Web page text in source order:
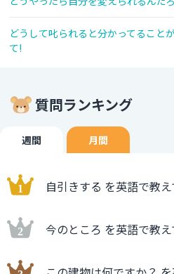
どうして叱られると分かってること
て!
質問ランキング
週間 月間
自引きする を英語で教
今のところ を英語で教